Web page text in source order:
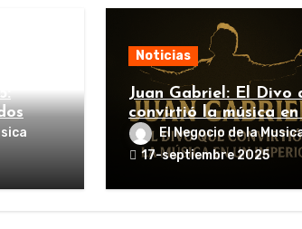
Noticias
Juan Gabriel: El Divo
convirtió la música en
imperioEl Negocio de la
17-septiembre 2025